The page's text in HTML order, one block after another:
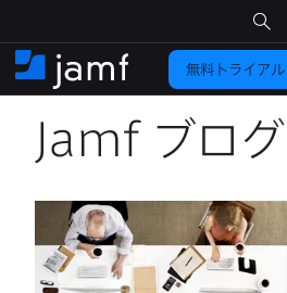
イ
ン
コ
ン
ン
移
サ
イ
ト
検
索
ホ
ー
無料トライアル
Jamf ブログ